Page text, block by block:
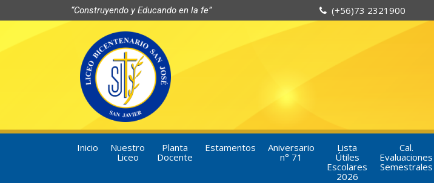
“Construyendo y Educando en la fe” (+56)73 2321900
Inicio
Nuestro
Liceo
Planta
Docente
Estamentos
Aniversario
n° 71
Lista
Útiles
Escolares
2026
Cal.
Evaluaciones
Semestrales